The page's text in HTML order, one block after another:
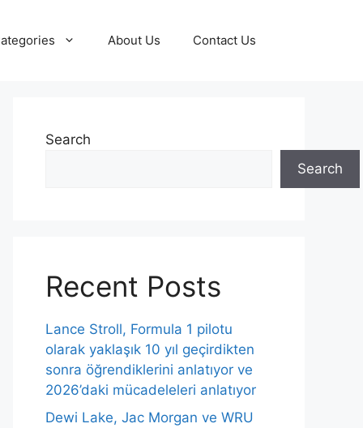
About Us Contact Us
Search
Search
Recent Posts
Lance Stroll, Formula 1 pilotu
olarak yaklaşık 10 yıl geçirdikten
sonra öğrendiklerini anlatıyor ve
2026’daki mücadeleleri anlatıyor
Dewi Lake, Jac Morgan ve WRU